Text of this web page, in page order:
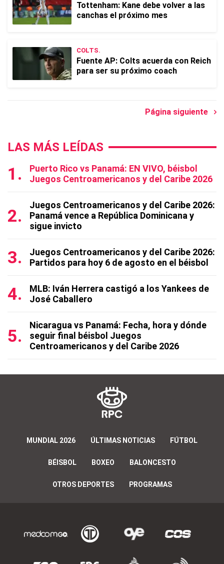
Tottenham: Kane debe volver a las
canchas el próximo mes
COLTS.
Fuente AP: Colts acuerda con Reich
para ser su próximo coach
Página siguiente
LAS MÁS LEÍDAS
Puerto Rico vs Panamá: EN VIVO, béisbol
Juegos Centroamericanos y del Caribe 2026
Juegos Centroamericanos y del Caribe 2026:
Panamá vence a República Dominicana y
sigue invicto
Juegos Centroamericanos y del Caribe 2026:
Partidos para hoy 6 de agosto en el béisbol
MLB: Iván Herrera castigó a los Yankees de
José Caballero
Nicaragua vs Panamá: Fecha, hora y dónde
seguir final béisbol Juegos
Centroamericanos y del Caribe 2026
MUNDIAL 2026 ÚLTIMAS NOTICIAS FÚTBOL
BÉISBOL BOXEO BALONCESTO
OTROS DEPORTES PROGRAMAS